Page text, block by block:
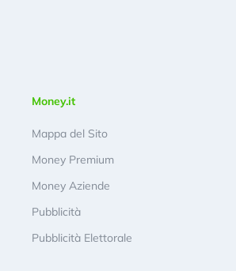
Money.it
Mappa del Sito
Money Premium
Money Aziende
Pubblicità
Pubblicità Elettorale